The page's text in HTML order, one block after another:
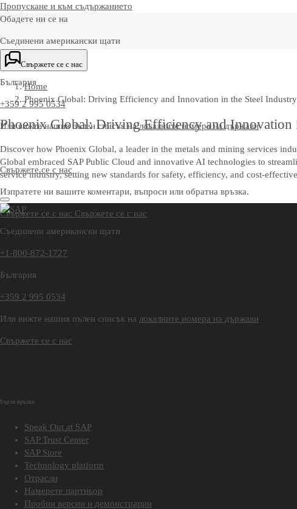
Пропускане и към съдържанието
Обадете ни се на
Съединени американски щати
+1-800-872-1727
България
+359 2 995 0534
Или вижте нашия пълен списък налокалните номера на държави
Свържете се с нас
Изпратете ни вашите коментари, въпроси или обратна връзка.
Свържете се с нас Свържете се с нас
Свържете се с нас
Home
Phoenix Global: Driving Efficiency and Innovation in the Steel Industry
Phoenix Global: Driving Efficiency and Innovation
Discover how Phoenix Global, a leader in the metals and mining services
Global embraced SAP Public Cloud and innovative AI technologies to
service industry, setting new standards for safety, efficiency, and cost-
Съединени американски щати
+1-800-872-1727
България
+359 2 995 0534
Или вижте нашия пълен списък на локалните номера на държави
Свържете се с нас
Бързи връзки
Speak Out at SAP
SAP Trust Center
SAP Store
Technology platform
Отрасли
Намерете партньор
Пробни версии и демонстрации